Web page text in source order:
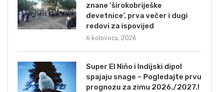
znane ‘širokobriješke
devetnice’, prva večer i dugi
redovi za ispovijed
6 kolovoza, 2026
Super El Niño i Indijski dipol
spajaju snage – Pogledajte prvu
prognozu za zimu 2026./2027.!